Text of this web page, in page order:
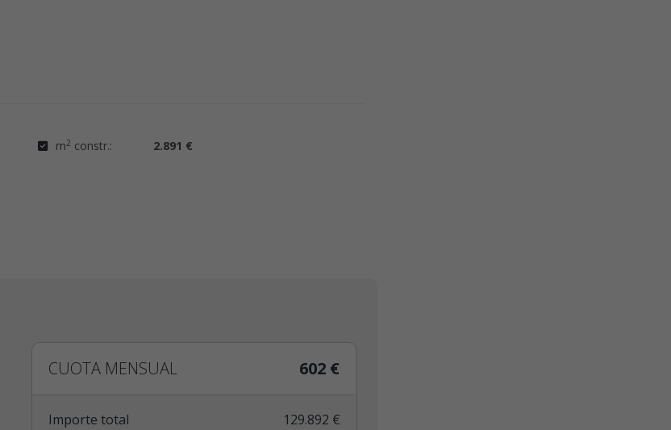
m2 constr.: 2.891 €
CUOTA MENSUAL 602 €
Importe total 129.892 €